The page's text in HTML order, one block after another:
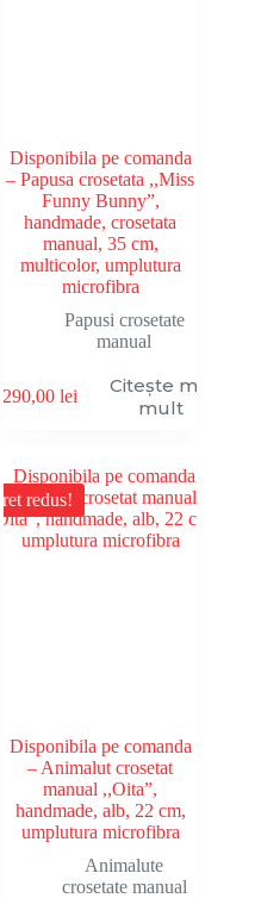
Disponibila pe comanda
– Papusa crosetata ,,Miss
Funny Bunny”,
handmade, crosetata
manual, 35 cm,
multicolor, umplutura
microfibra
Papusi crosetate
manual
290,00lei
Citește mai
mult
Pret redus!
Disponibila pe comanda
– Animalut crosetat
manual ,,Oita”,
handmade, alb, 22 cm,
umplutura microfibra
Animalute
crosetate manual